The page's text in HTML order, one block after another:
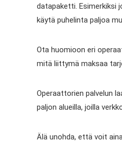
datapaketti. Esimerkiksi
käytä puhelinta paljoa
Ota huomioon eri
mitä liittymä maksaa
Operaattorien palvelun
paljon alueilla, joilla
Älä unohda, että voit